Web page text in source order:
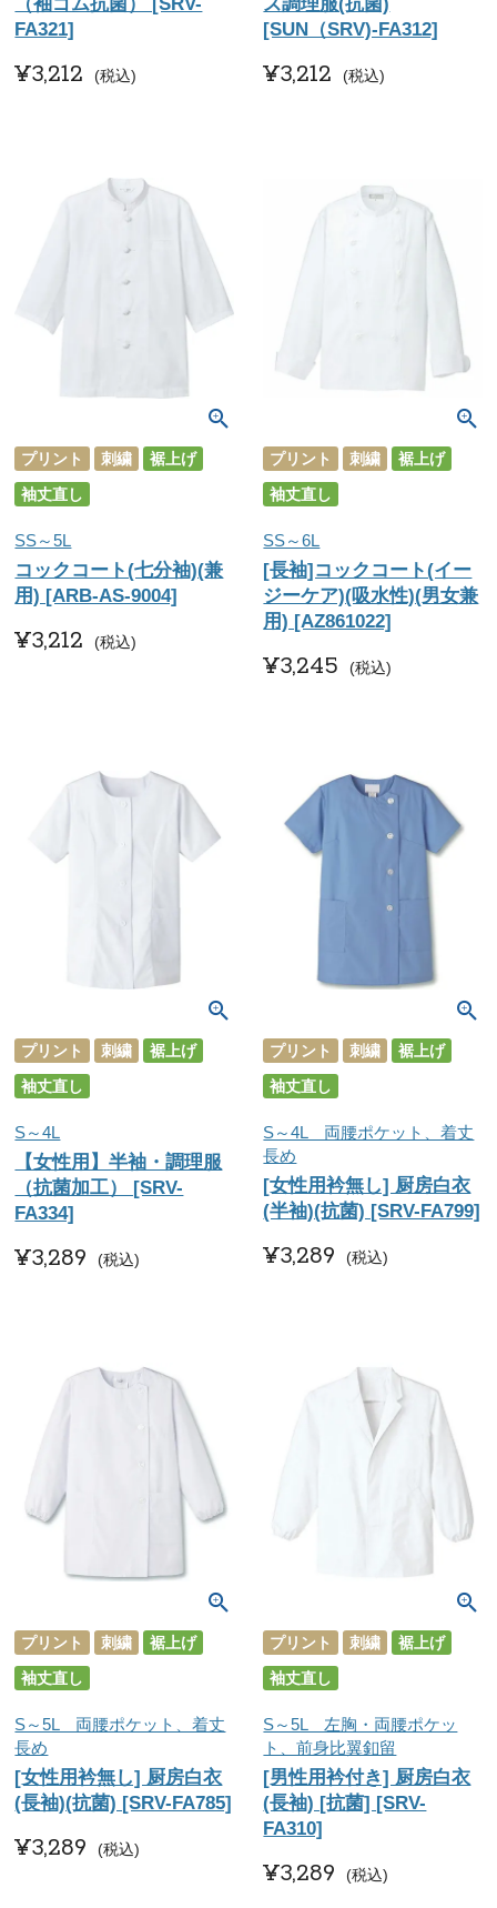
（袖ゴム抗菌） [SRV-
FA321]
¥3,212 税込
ズ調理服(抗菌)
[SUN（SRV)-FA312]
¥3,212 税込
プリント 刺繍
裾上げ
袖丈直し
SS～5L
コックコート(七分袖)(兼
用) [ARB-AS-9004]
¥3,212 税込
プリント 刺繍
裾上げ
袖丈直し
SS～6L
[長袖]コックコート(イー
ジーケア)(吸水性)(男女兼
用) [AZ861022]
¥3,245 税込
プリント 刺繍
裾上げ
袖丈直し
S～4L
【女性用】半袖・調理服
（抗菌加工） [SRV-
FA334]
¥3,289 税込
プリント 刺繍
裾上げ
袖丈直し
S～4L 両腰ポケット、着丈
長め
[女性用衿無し] 厨房白衣
(半袖)(抗菌) [SRV-FA799]
¥3,289 税込
プリント 刺繍
裾上げ
袖丈直し
S～5L 両腰ポケット、着丈
長め
[女性用衿無し] 厨房白衣
(長袖)(抗菌) [SRV-FA785]
¥3,289 税込
プリント 刺繍
裾上げ
袖丈直し
S～5L 左胸・両腰ポケッ
ト、前身比翼釦留
[男性用衿付き] 厨房白衣
(長袖) [抗菌] [SRV-
FA310]
¥3,289 税込